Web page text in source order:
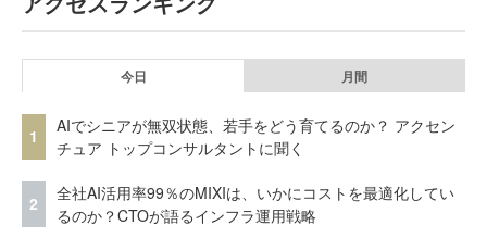
今日 月間
1
AIでシニアが無双状態、若手をどう育てるのか？ アクセン
チュア トップコンサルタントに聞く
2
全社AI活用率99％のMIXIは、いかにコストを最適化してい
るのか？CTOが語るインフラ運用戦略